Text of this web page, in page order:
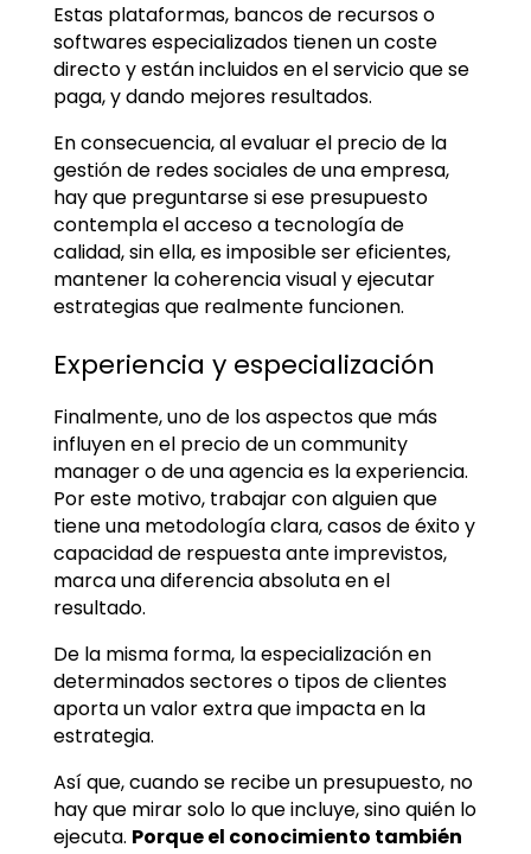
Estas plataformas, bancos de recursos o
softwares especializados tienen un coste
directo y están incluidos en el servicio que se
paga, y dando mejores resultados.
En consecuencia, al evaluar el precio de la
gestión de redes sociales de una empresa,
hay que preguntarse si ese presupuesto
contempla el acceso a tecnología de
calidad, sin ella, es imposible ser eficientes,
mantener la coherencia visual y ejecutar
estrategias que realmente funcionen.
Experiencia y especialización
Finalmente, uno de los aspectos que más
influyen en el precio de un community
manager o de una agencia es la experiencia.
Por este motivo, trabajar con alguien que
tiene una metodología clara, casos de éxito y
capacidad de respuesta ante imprevistos,
marca una diferencia absoluta en el
resultado.
De la misma forma, la especialización en
determinados sectores o tipos de clientes
aporta un valor extra que impacta en la
estrategia.
Así que, cuando se recibe un presupuesto, no
hay que mirar solo lo que incluye, sino quién lo
ejecuta. Porque el conocimiento también